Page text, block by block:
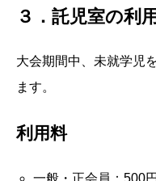
３．託児室の利用
大会期間中、未就学児
ます。
利用料
一般・正会員：500